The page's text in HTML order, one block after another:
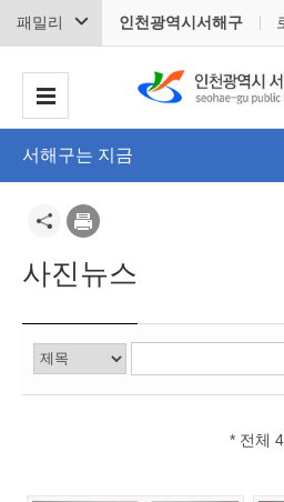
패밀리 인천광역시서해구
서해구는 지금
사진뉴스
* 전체